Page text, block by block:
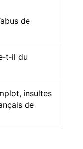
de
du
insultes
de